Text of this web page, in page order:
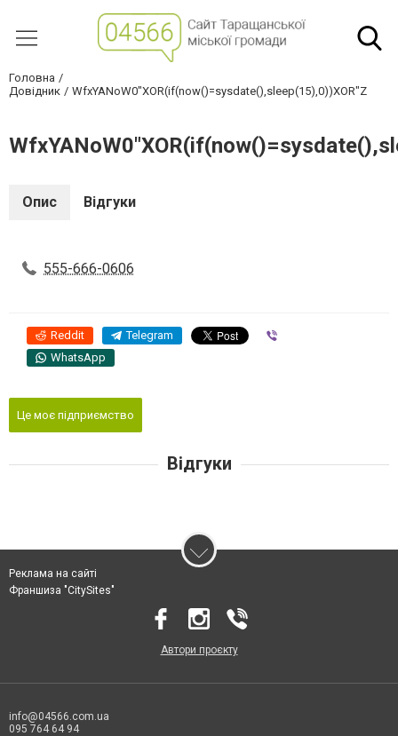
Головна
Довідник
WfxYANoW0"XOR(if(now()=sysdate(),sleep(15),0))XOR"Z
Опис Відгуки
555-666-0606
Reddit Telegram
WhatsApp
Це моє підприємство
Відгуки
Реклама на сайті
Франшиза "CitySites"
Автори проєкту
info@04566.com.ua
095 764 64 94